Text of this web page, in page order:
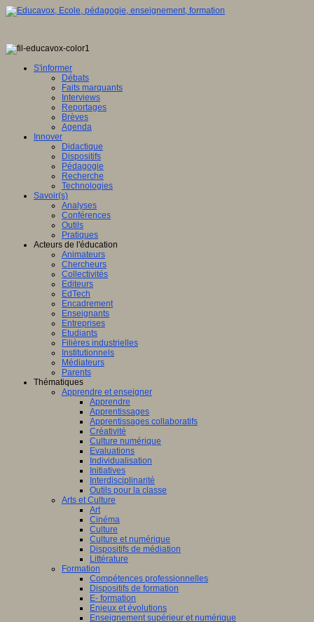
S'informer
Débats
Faits marquants
Interviews
Reportages
Brèves
Agenda
Innover
Didactique
Dispositifs
Pédagogie
Recherche
Technologies
Savoir(s)
Analyses
Conférences
Outils
Pratiques
Acteurs de l'éducation
Animateurs
Chercheurs
Collectivités
Editeurs
EdTech
Encadrement
Enseignants
Entreprises
Etudiants
Filières industrielles
Institutionnels
Médiateurs
Parents
Thématiques
Apprendre et enseigner
Apprendre
Apprentissages
Apprentissages collaboratifs
Créativité
Culture numérique
Evaluations
Individualisation
Initiatives
Interdisciplinarité
Outils pour la classe
Arts et Culture
Art
Cinéma
Culture
Culture et numérique
Dispositifs de médiation
Littérature
Formation
Compétences professionnelles
Dispositifs de formation
E- formation
Enjeux et évolutions
Enseignement supérieur et numérique